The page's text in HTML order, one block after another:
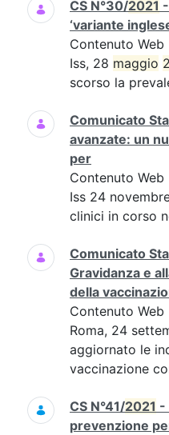
CS N°30/2021
‘variante
Contenuto Web
Iss, 28 maggio
scorso la
Comunicato
avanzate: un
per
Contenuto Web
Iss 24
clinici in corso
Comunicato
Gravidanza e
della
Contenuto Web
Roma, 24
aggiornato le
vaccinazione
CS N°41/2021 -
prevenzione